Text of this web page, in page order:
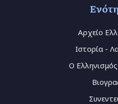
Αρχείο
Ιστορία -
Ο Ελληνισμός